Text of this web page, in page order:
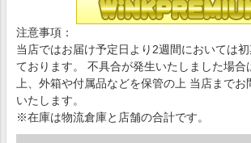
注意事項：
当店ではお届け予定日より2週間においては
ております。 不具合が発生いたしました場合
上、外箱や付属品などを保管の上 当店まで
いたします。
※在庫は物流倉庫と店舗の合計です。